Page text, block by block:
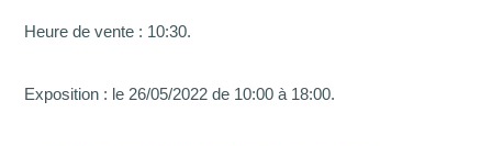
Heure de vente : 10:30.
Exposition : le 26/05/2022 de 10:00 à 18:00.